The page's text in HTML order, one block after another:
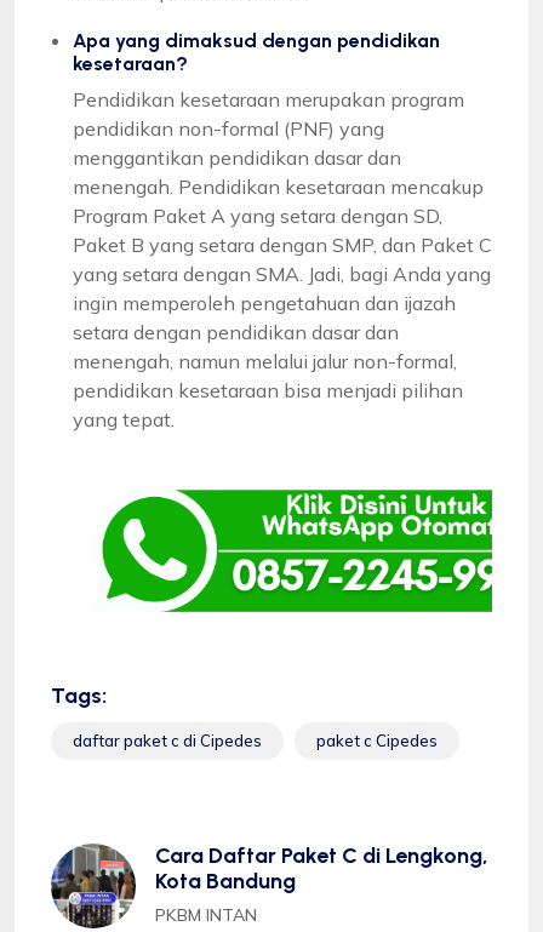
Apa yang dimaksud dengan pendidikan
kesetaraan?
Pendidikan kesetaraan merupakan program
pendidikan non-formal (PNF) yang
menggantikan pendidikan dasar dan
menengah. Pendidikan kesetaraan mencakup
Program Paket A yang setara dengan SD,
Paket B yang setara dengan SMP, dan Paket C
yang setara dengan SMA. Jadi, bagi Anda yang
ingin memperoleh pengetahuan dan ijazah
setara dengan pendidikan dasar dan
menengah, namun melalui jalur non-formal,
pendidikan kesetaraan bisa menjadi pilihan
yang tepat.
Tags:
daftar paket c di Cipedes paket c Cipedes
Cara Daftar Paket C di Lengkong,
Kota Bandung
PKBM INTAN